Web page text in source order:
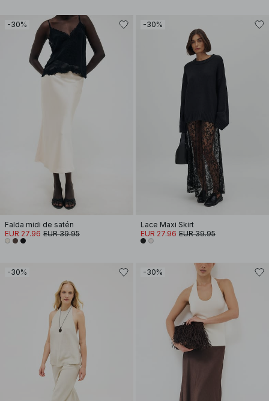
-30%
Falda midi de satén
EUR 27.96 EUR 39.95
-30%
Lace Maxi Skirt
EUR 27.96 EUR 39.95
-30% -30%